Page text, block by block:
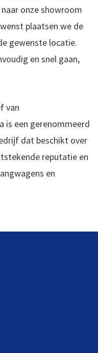
onze showroom
plaatsen we de
gewenste locatie.
en snel gaan,
van
is een gerenommeerd
dat beschikt over
reputatie en
en